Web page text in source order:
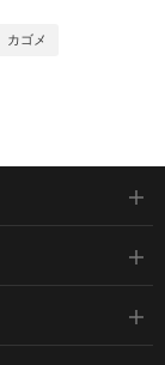
カゴメ